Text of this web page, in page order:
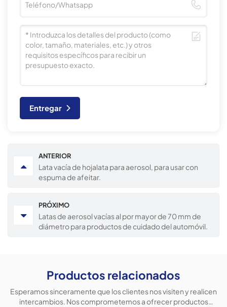
Entregar
ANTERIOR
Lata vacía de hojalata para aerosol, para usar con
espuma de afeitar.
PRÓXIMO
Latas de aerosol vacías al por mayor de 70 mm de
diámetro para productos de cuidado del automóvil.
Productos relacionados
Esperamos sinceramente que los clientes nos visiten y realicen
intercambios. Nos comprometemos a ofrecer productos